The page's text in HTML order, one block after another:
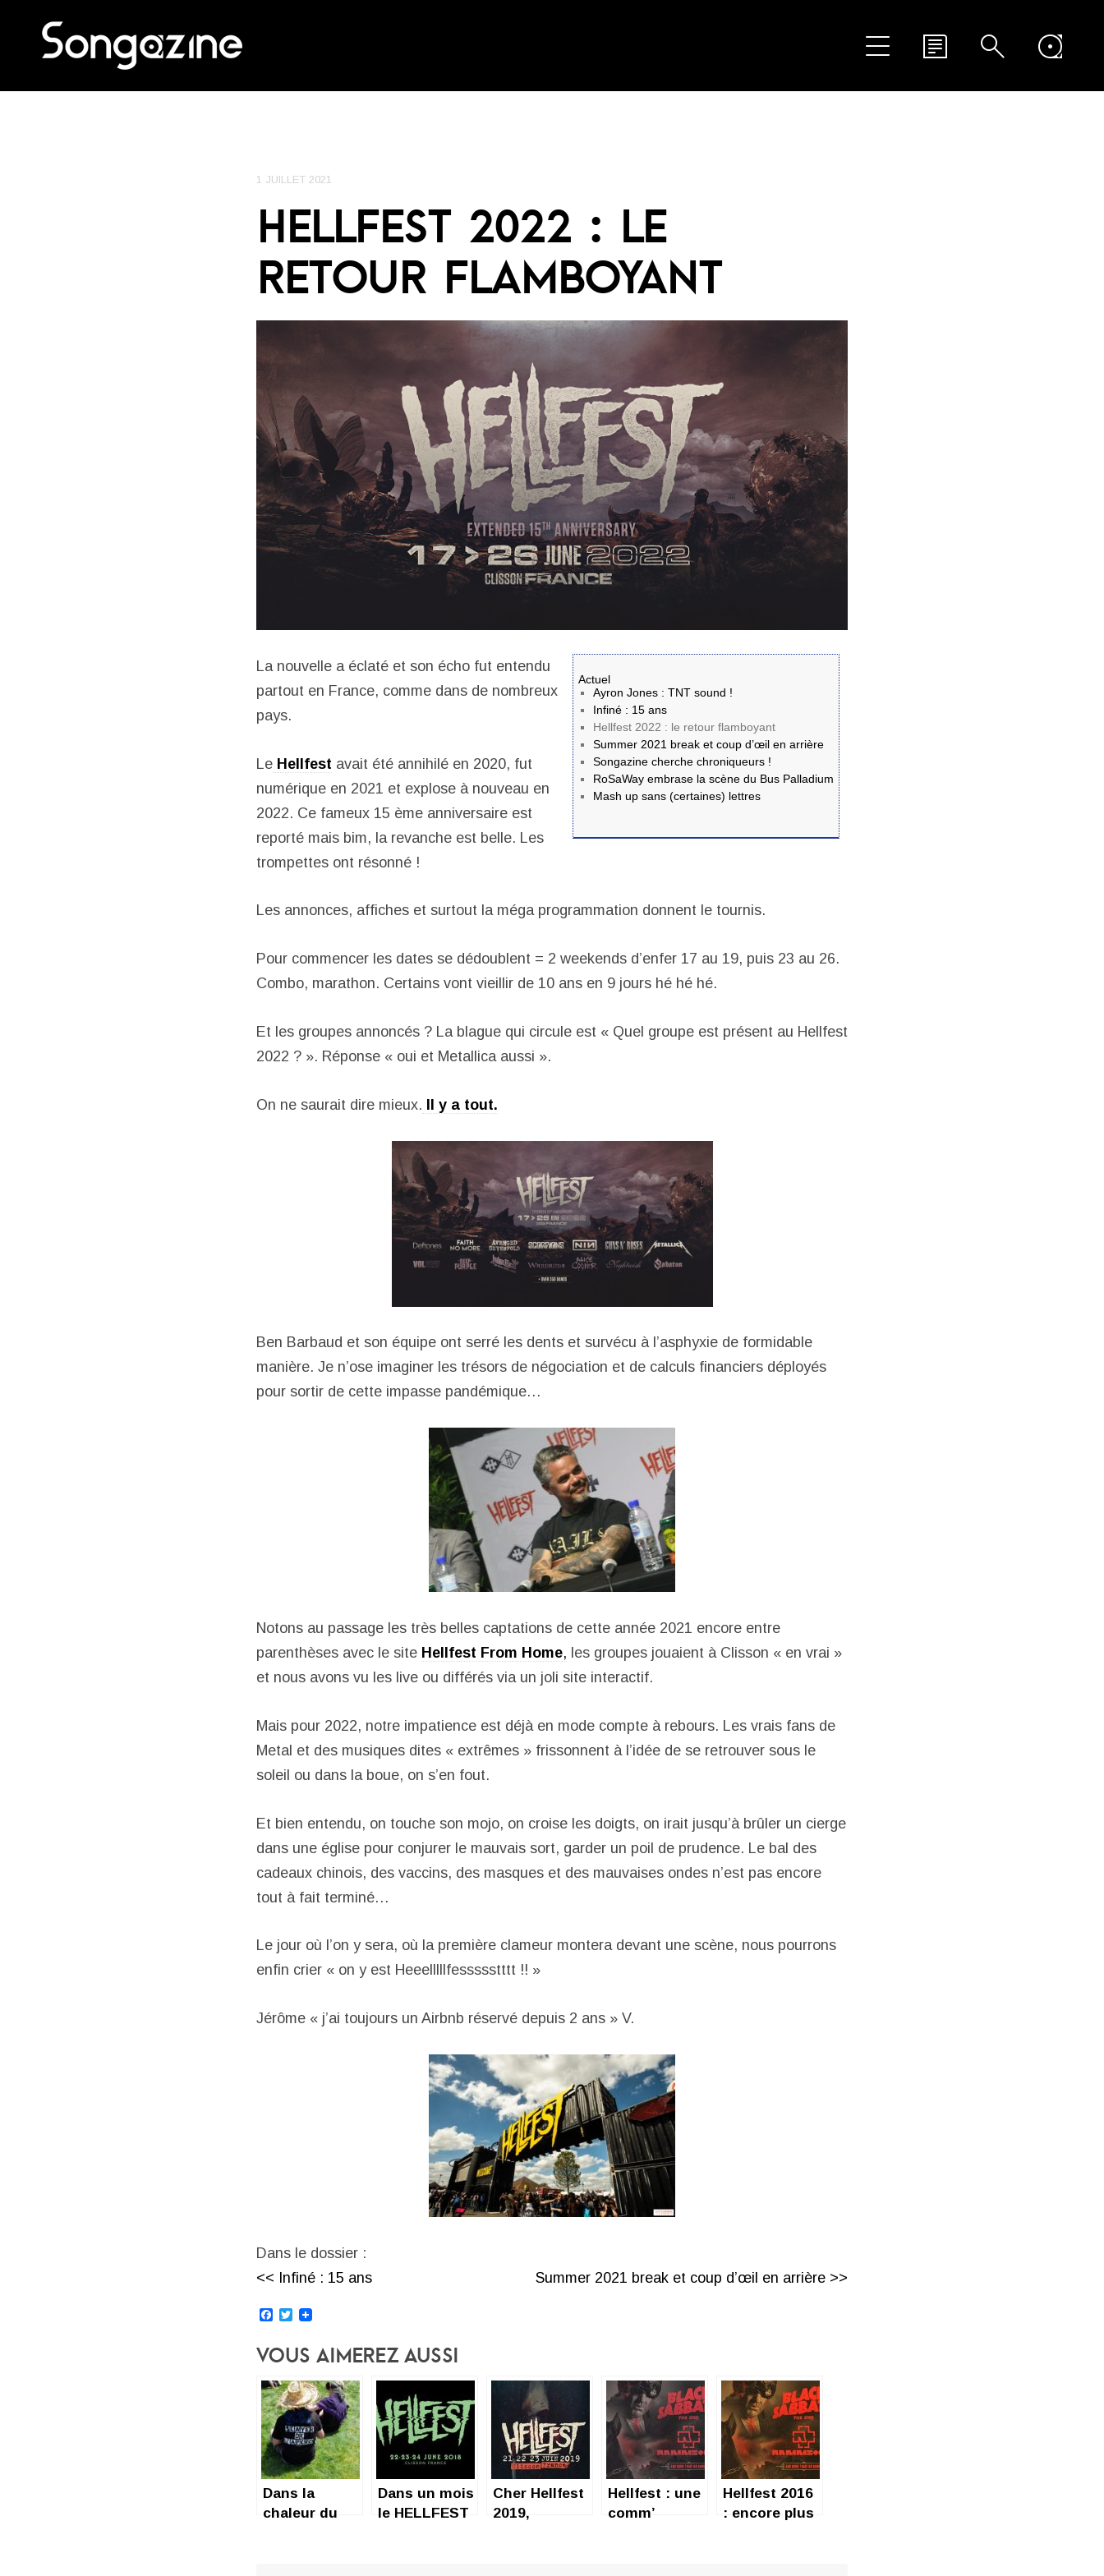
1 JUILLET 2021
HELLFEST 2022 : LE
RETOUR FLAMBOYANT
Actuel
Ayron Jones : TNT sound !
Infiné : 15 ans
Hellfest 2022 : le retour flamboyant
Summer 2021 break et coup d’œil en arrière
Songazine cherche chroniqueurs !
RoSaWay embrase la scène du Bus Palladium
Mash up sans (certaines) lettres
La nouvelle a éclaté et son écho fut entendu
partout en France, comme dans de nombreux
pays.
Le Hellfest avait été annihilé en 2020, fut
numérique en 2021 et explose à nouveau en
2022. Ce fameux 15 ème anniversaire est
reporté mais bim, la revanche est belle. Les
trompettes ont résonné !
Les annonces, affiches et surtout la méga programmation donnent le tournis.
Pour commencer les dates se dédoublent = 2 weekends d’enfer 17 au 19, puis 23 au 26.
Combo, marathon. Certains vont vieillir de 10 ans en 9 jours hé hé hé.
Et les groupes annoncés ? La blague qui circule est « Quel groupe est présent au Hellfest
2022 ? ». Réponse « oui et Metallica aussi ».
On ne saurait dire mieux. Il y a tout.
Ben Barbaud et son équipe ont serré les dents et survécu à l’asphyxie de formidable
manière. Je n’ose imaginer les trésors de négociation et de calculs financiers déployés
pour sortir de cette impasse pandémique…
Notons au passage les très belles captations de cette année 2021 encore entre
parenthèses avec le site Hellfest From Home, les groupes jouaient à Clisson « en vrai »
et nous avons vu les live ou différés via un joli site interactif.
Mais pour 2022, notre impatience est déjà en mode compte à rebours. Les vrais fans de
Metal et des musiques dites « extrêmes » frissonnent à l’idée de se retrouver sous le
soleil ou dans la boue, on s’en fout.
Et bien entendu, on touche son mojo, on croise les doigts, on irait jusqu’à brûler un cierge
dans une église pour conjurer le mauvais sort, garder un poil de prudence. Le bal des
cadeaux chinois, des vaccins, des masques et des mauvaises ondes n’est pas encore
tout à fait terminé…
Le jour où l’on y sera, où la première clameur montera devant une scène, nous pourrons
enfin crier « on y est Heeelllllfessssstttt !! »
Jérôme « j’ai toujours un Airbnb réservé depuis 2 ans » V.
Dans le dossier :
<< Infiné : 15 ans
Summer 2021 break et coup d’œil en arrière >>
Facebook
Twitter
Vous Aimerez Aussi
Dans la
chaleur du
Dans un mois
le HELLFEST
Cher Hellfest
2019,
Hellfest : une
comm’
Hellfest 2016
: encore plus